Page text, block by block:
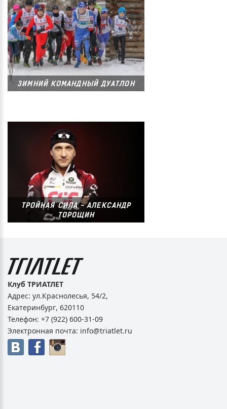
ЗИМНИЙ КОМАНДНЫЙ ДУАТЛОН
ТРОЙНАЯ СИЛА - АЛЕКСАНДР
ТОРОЩИН
Клуб ТРИАТЛЕТ
Адрес: ул.Краснолесья, 54/2,
Екатеринбург, 620110
Телефон: +7 (922) 600-31-09
Электронная почта: info@triatlet.ru